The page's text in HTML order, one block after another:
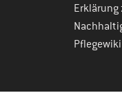
Erklärung
Pflegewiki